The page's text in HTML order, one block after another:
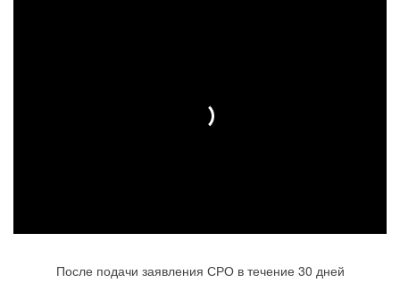
После подачи заявления СРО в течение 30 дней